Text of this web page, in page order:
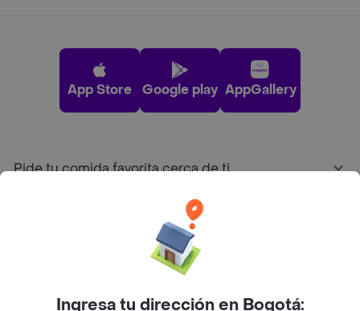
App Store Google play AppGallery
Pide tu comida favorita cerca de ti
Ingresa tu dirección en Bogotá: